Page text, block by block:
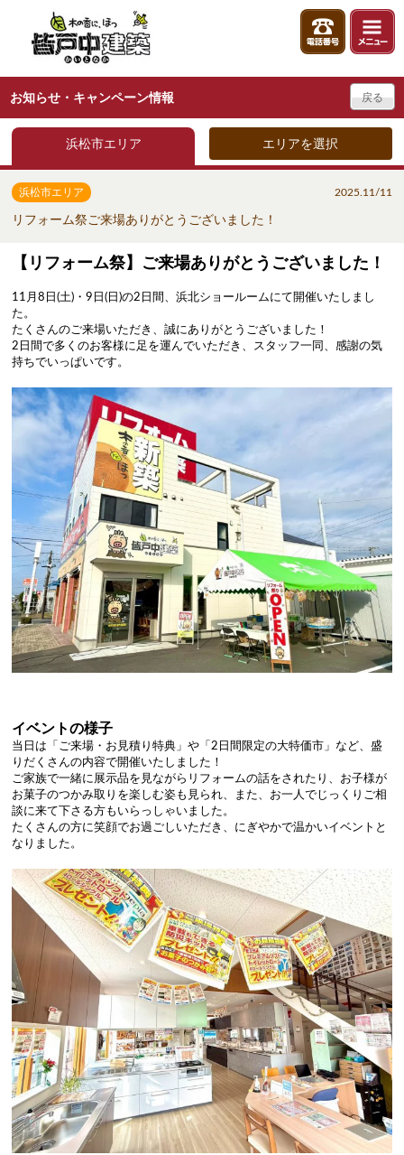
お知らせ・キャンペーン情報 戻る
浜松市エリア エリアを選択
浜松市エリア 2025.11/11
リフォーム祭ご来場ありがとうございました！
【リフォーム祭】ご来場ありがとうございました！
11月8日(土)・9日(日)の2日間、浜北ショールームにて開催いたしまし
た。
たくさんのご来場いただき、誠にありがとうございました！
2日間で多くのお客様に足を運んでいただき、スタッフ一同、感謝の気
持ちでいっぱいです。
イベントの様子
当日は「ご来場・お見積り特典」や「2日間限定の大特価市」など、盛
りだくさんの内容で開催いたしました！
ご家族で一緒に展示品を見ながらリフォームの話をされたり、お子様が
お菓子のつかみ取りを楽しむ姿も見られ、また、お一人でじっくりご相
談に来て下さる方もいらっしゃいました。
たくさんの方に笑顔でお過ごしいただき、にぎやかで温かいイベントと
なりました。